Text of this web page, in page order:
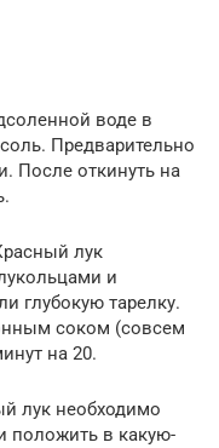
воде в
Предварительно
После откинуть на
лук
и
глубокую тарелку.
соком (совсем
на 20.
лук необходимо
положить в какую-